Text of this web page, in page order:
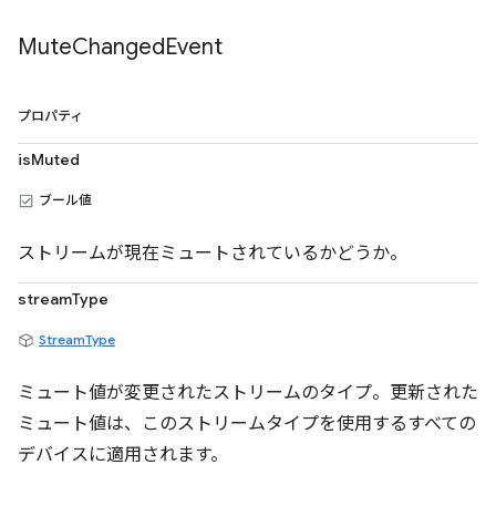
MuteChangedEvent
プロパティ
isMuted
ブール値
ストリームが現在ミュートされているかどうか。
streamType
StreamType
ミュート値が変更されたストリームのタイプ。更新された
ミュート値は、このストリームタイプを使用するすべての
デバイスに適用されます。